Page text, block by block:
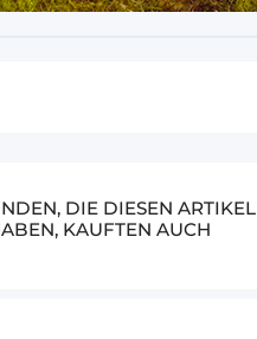
DIE DIESEN ARTIKEL
KAUFTEN AUCH